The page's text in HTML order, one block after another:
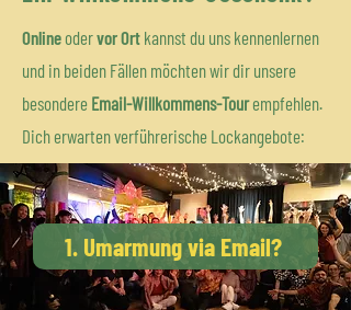
Onlineodervor Ort kannst du uns kennenlernen
und in beiden Fällen möchten wir dir unsere
besondere Email-Willkommens-Tourempfehlen.
Dich erwarten verführerische Lockangebote:
1. Umarmung via Email?